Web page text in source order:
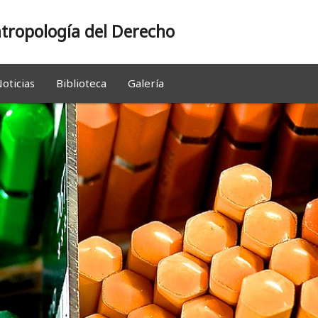
del Derecho
Biblioteca Galería